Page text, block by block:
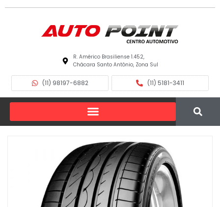
R. Américo Brasiliense 1.452,
Chácara Santo Antônio, Zona Sul
(11) 98197-6882 (11) 5181-3411